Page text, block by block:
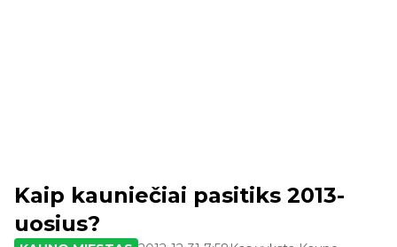
Kaip kauniečiai pasitiks 2013-
uosius?